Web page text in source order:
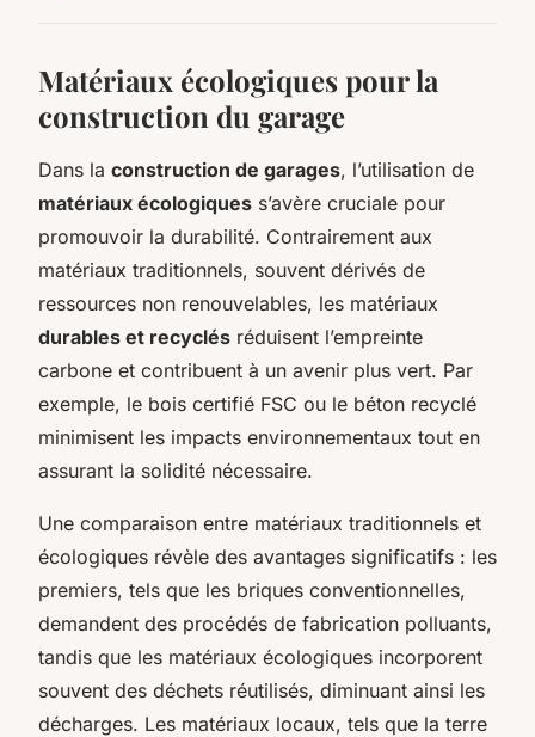
Matériaux écologiques pour la
construction du garage
Dans la construction de garages, l’utilisation de
matériaux écologiques s’avère cruciale pour
promouvoir la durabilité. Contrairement aux
matériaux traditionnels, souvent dérivés de
ressources non renouvelables, les matériaux
durables et recyclés réduisent l’empreinte
carbone et contribuent à un avenir plus vert. Par
exemple, le bois certifié FSC ou le béton recyclé
minimisent les impacts environnementaux tout en
assurant la solidité nécessaire.
Une comparaison entre matériaux traditionnels et
écologiques révèle des avantages significatifs : les
premiers, tels que les briques conventionnelles,
demandent des procédés de fabrication polluants,
tandis que les matériaux écologiques incorporent
souvent des déchets réutilisés, diminuant ainsi les
décharges. Les matériaux locaux, tels que la terre